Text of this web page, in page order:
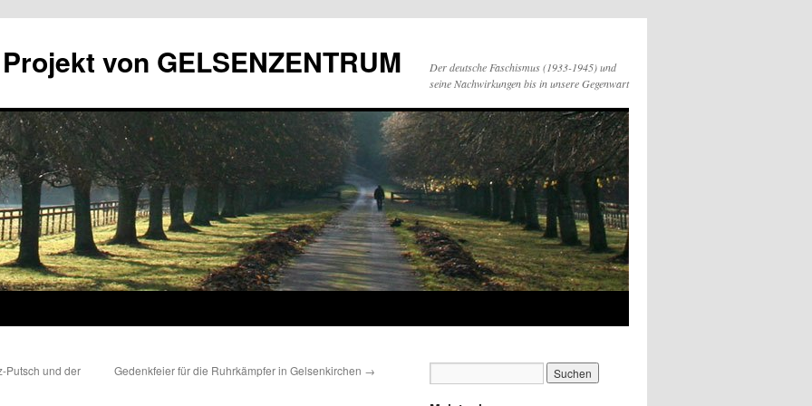
von GELSENZENTRUM
Der deutsche Faschismus (1933-1945) und
seine Nachwirkungen bis in unsere Gegenwart
Putsch und der
Gedenkfeier für die Ruhrkämpfer in Gelsenkirchen →